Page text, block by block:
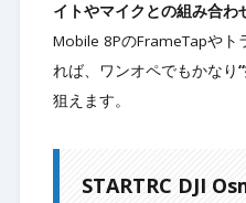
イトやマイクとの組み合わ
Mobile 8PのFrameTapや
れば、ワンオペでもかなり
狙えます。
STARTRC DJI